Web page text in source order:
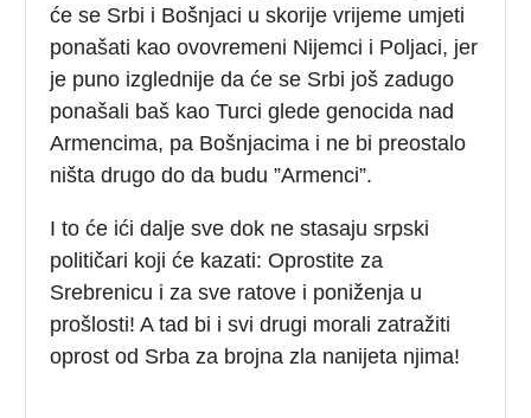
će se Srbi i Bošnjaci u skorije vrijeme umjeti
ponašati kao ovovremeni Nijemci i Poljaci, jer
je puno izglednije da će se Srbi još zadugo
ponašali baš kao Turci glede genocida nad
Armencima, pa Bošnjacima i ne bi preostalo
ništa drugo do da budu ”Armenci”.
I to će ići dalje sve dok ne stasaju srpski
političari koji će kazati: Oprostite za
Srebrenicu i za sve ratove i poniženja u
prošlosti! A tad bi i svi drugi morali zatražiti
oprost od Srba za brojna zla nanijeta njima!